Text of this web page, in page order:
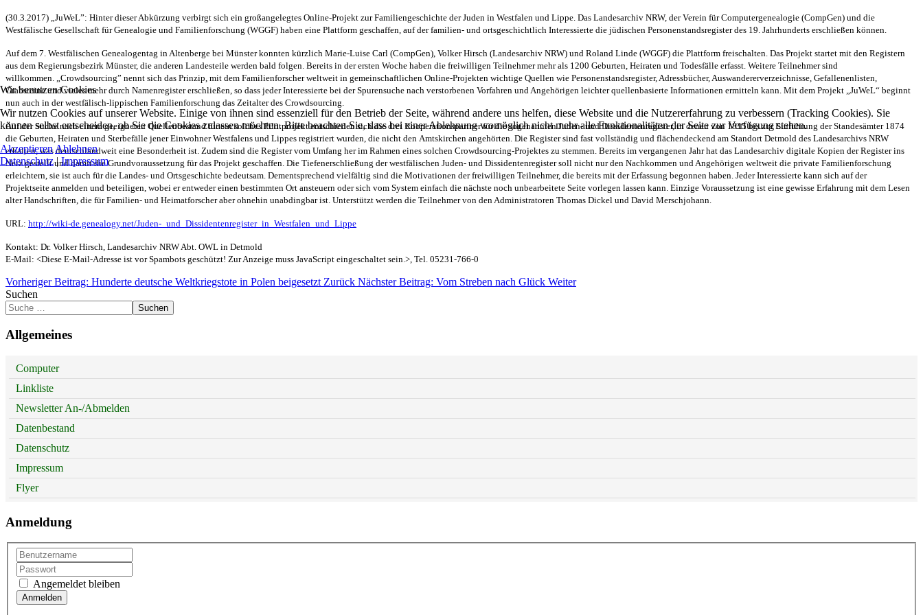
(30.3.2017) „JuWeL”: Hinter dieser Abkürzung verbirgt sich ein großangelegtes Online-Projekt zur Familiengeschichte der Juden in Westfalen und Lippe. Das Landesarchiv NRW, der Verein für Computergenealogie (CompGen) und die
Westfälische Gesellschaft für Genealogie und Familienforschung (WGGF) haben eine Plattform geschaffen, auf der familien- und ortsgeschichtlich Interessierte die jüdischen Personenstandsregister des 19. Jahrhunderts erschließen können.
Auf dem 7. Westfälischen Genealogentag in Altenberge bei Münster konnten kürzlich Marie-Luise Carl (CompGen), Volker Hirsch (Landesarchiv NRW) und Roland Linde (WGGF) die Plattform freischalten. Das Projekt startet mit den Registern
aus dem Regierungsbezirk Münster, die anderen Landesteile werden bald folgen. Bereits in der ersten Woche haben die freiwilligen Teilnehmer mehr als 1200 Geburten, Heiraten und Todesfälle erfasst. Weitere Teilnehmer sind
willkommen. „Crowdsourcing” nennt sich das Prinzip, mit dem Familienforscher weltweit in gemeinschaftlichen Online-Projekten wichtige Quellen wie Personenstandsregister, Adressbücher, Auswandererverzeichnisse, Gefallenenlisten,
Grabsteine und vieles mehr durch Namenregister erschließen, so dass jeder Interessierte bei der Spurensuche nach verstorbenen Vorfahren und Angehörigen leichter quellenbasierte Informationen ermitteln kann. Mit dem Projekt „JuWeL“ beginnt
nun auch in der westfälisch-lippischen Familienforschung das Zeitalter des Crowdsourcing.
Auf der Suche nach einem geeigneten Quellenbestand für ein solches Pilotprojekt entschieden sich die drei Kooperationspartner für die sogenannten Juden- und Dissidentenregister, in denen von 1815 bis zur Einführung der Standesämter 1874
die Geburten, Heiraten und Sterbefälle jener Einwohner Westfalens und Lippes registriert wurden, die nicht den Amtskirchen angehörten. Die Register sind fast vollständig und flächendeckend am Standort Detmold des Landesarchivs NRW
erhalten, was deutschlandweit eine Besonderheit ist. Zudem sind die Register vom Umfang her im Rahmen eines solchen Crowdsourcing-Projektes zu stemmen. Bereits im vergangenen Jahr hat das Landesarchiv digitale Kopien der Register ins
Netz gestellt und damit die Grundvoraussetzung für das Projekt geschaffen. Die Tiefenerschließung der westfälischen Juden- und Dissidentenregister soll nicht nur den Nachkommen und Angehörigen weltweit die private Familienforschung
erleichtern, sie ist auch für die Landes- und Ortsgeschichte bedeutsam. Dementsprechend vielfältig sind die Motivationen der freiwilligen Teilnehmer, die bereits mit der Erfassung begonnen haben. Jeder Interessierte kann sich auf der
Projektseite anmelden und beteiligen, wobei er entweder einen bestimmten Ort ansteuern oder sich vom System einfach die nächste noch unbearbeitete Seite vorlegen lassen kann. Einzige Voraussetzung ist eine gewisse Erfahrung mit dem Lesen
alter Handschriften, die für Familien- und Heimatforscher aber ohnehin unabdingbar ist. Unterstützt werden die Teilnehmer von den Administratoren Thomas Dickel und David Merschjohann.
URL: http://wiki-de.genealogy.net/Juden-_und_Dissidentenregister_in_Westfalen_und_Lippe
Kontakt: Dr. Volker Hirsch, Landesarchiv NRW Abt. OWL in Detmold
E-Mail: <Diese E-Mail-Adresse ist vor Spambots geschützt! Zur Anzeige muss JavaScript eingeschaltet sein. >, Tel. 05231-766-0
Vorheriger Beitrag: Hunderte deutsche Weltkriegstote in Polen beigesetzt Zurück Nächster Beitrag: Vom Streben nach Glück Weiter
Suchen
Suchen
Allgemeines
Computer
Linkliste
Newsletter An-/Abmelden
Datenbestand
Datenschutz
Impressum
Flyer
Anmeldung
Angemeldet bleiben
Wir benutzen Cookies
Wir nutzen Cookies auf unserer Website. Einige von ihnen sind essenziell für den Betrieb der Seite, während andere uns helfen, diese Website und die Nutzererfahrung zu verbessern (Tracking Cookies). Sie
können selbst entscheiden, ob Sie die Cookies zulassen möchten. Bitte beachten Sie, dass bei einer Ablehnung womöglich nicht mehr alle Funktionalitäten der Seite zur Verfügung stehen.
Akzeptieren Ablehnen
Datenschutz|Impressum